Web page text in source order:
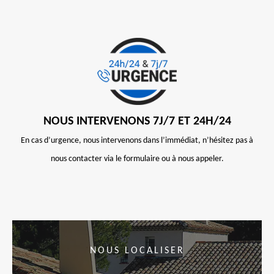
NOUS INTERVENONS 7J/7 ET 24H/24
En cas d’urgence, nous intervenons dans l’immédiat, n’hésitez pas à
nous contacter via le formulaire ou à nous appeler.
NOUS LOCALISER